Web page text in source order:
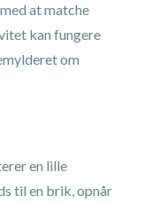
at matche
kan fungere
om
en lille
til en brik, opnår